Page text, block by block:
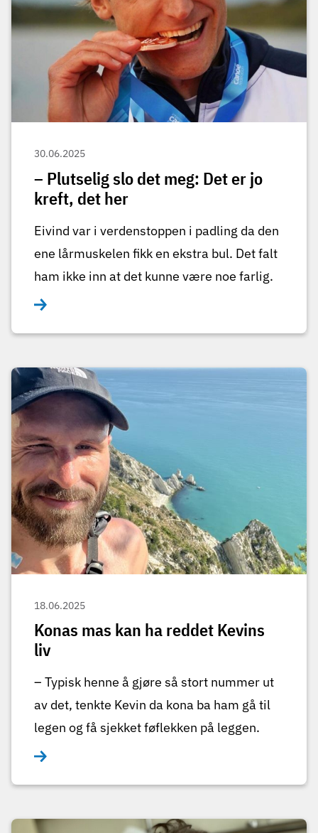
30.06.2025
– Plutselig slo det meg: Det er jo
kreft, det her
Eivind var i verdenstoppen i padling da den
ene lårmuskelen fikk en ekstra bul. Det falt
ham ikke inn at det kunne være noe farlig.
18.06.2025
Konas mas kan ha reddet Kevins
liv
– Typisk henne å gjøre så stort nummer ut
av det, tenkte Kevin da kona ba ham gå til
legen og få sjekket føflekken på leggen.